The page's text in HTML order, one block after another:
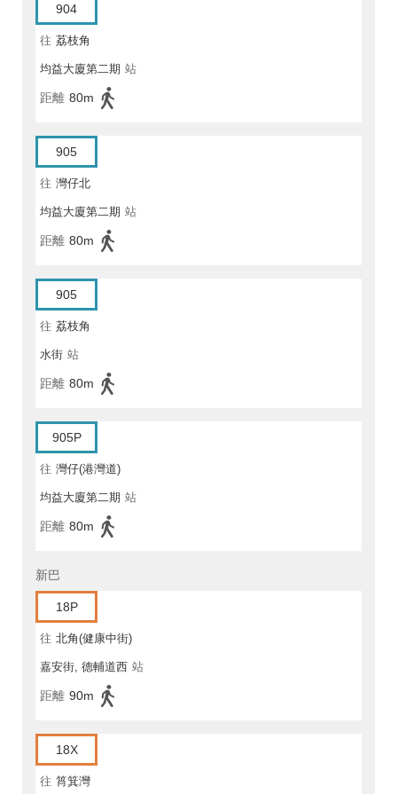
904
往 荔枝角
均益大廈第二期 站
距離 80m
905
往 灣仔北
均益大廈第二期 站
距離 80m
905
往 荔枝角
水街 站
距離 80m
905P
往 灣仔(港灣道)
均益大廈第二期 站
距離 80m
新巴
18P
往 北角(健康中街)
嘉安街, 德輔道西 站
距離 90m
18X
往 筲箕灣